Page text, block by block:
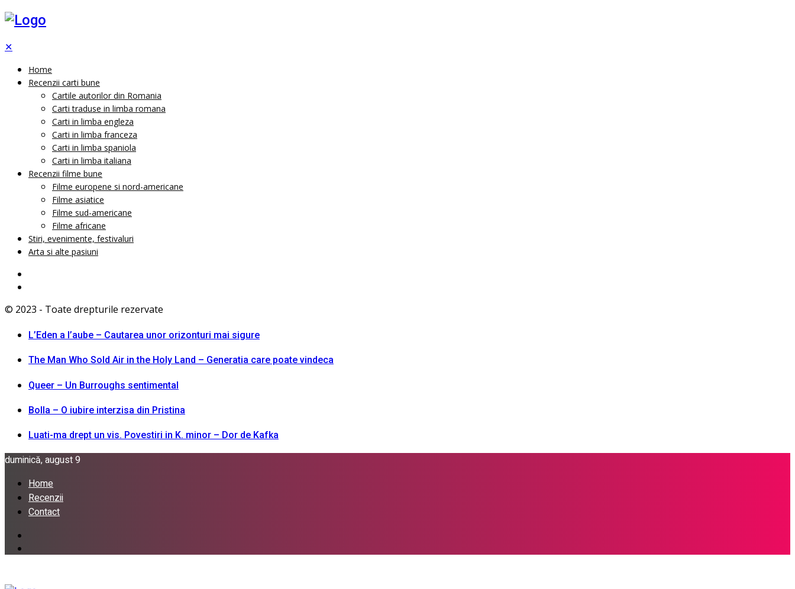
✕
Home
Recenzii carti bune
Cartile autorilor din Romania
Carti traduse in limba romana
Carti in limba engleza
Carti in limba franceza
Carti in limba spaniola
Carti in limba italiana
Recenzii filme bune
Filme europene si nord-americane
Filme asiatice
Filme sud-americane
Filme africane
Stiri, evenimente, festivaluri
Arta si alte pasiuni
© 2023 - Toate drepturile rezervate
L’Eden a I’aube – Cautarea unor orizonturi mai sigure
The Man Who Sold Air in the Holy Land – Generatia care poate vindeca
Queer – Un Burroughs sentimental
Bolla – O iubire interzisa din Pristina
Luati-ma drept un vis. Povestiri in K. minor – Dor de Kafka
duminică, august 9
Home
Recenzii
Contact